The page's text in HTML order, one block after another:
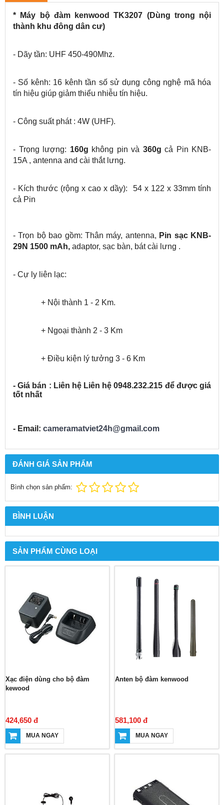
* Máy bộ đàm kenwood TK3207 (Dùng trong nội
thành khu đông dân cư)
- Dãy tần: UHF 450-490Mhz.
- Số kênh: 16 kênh tần số sử dụng công nghệ mã hóa
tín hiệu giúp giảm thiểu nhiễu tín hiệu.
- Công suất phát : 4W (UHF).
- Trọng lượng: 160g không pin và 360g cả Pin KNB-
15A , antenna and cài thắt lưng.
- Kích thước (rộng x cao x dầy): 54 x 122 x 33mm tính
cả Pin
- Trọn bộ bao gồm: Thân máy, antenna, Pin sạc KNB-
29N 1500 mAh, adaptor, sạc bàn, bát cài lưng .
- Cự ly liên lạc:
+ Nội thành 1 - 2 Km.
+ Ngoại thành 2 - 3 Km
+ Điều kiện lý tưởng 3 - 6 Km
- Giá bán : Liên hệ Liên hệ 0948.232.215 để được giá
tốt nhất
- Email: cameramatviet24h@gmail.com
ĐÁNH GIÁ SẢN PHẨM
Bình chọn sản phẩm:
BÌNH LUẬN
SẢN PHẨM CÙNG LOẠI
Xạc điện dùng cho bộ đàm
kewood
424,650 đ
MUA NGAY
Anten bộ đàm kenwood
581,100 đ
MUA NGAY